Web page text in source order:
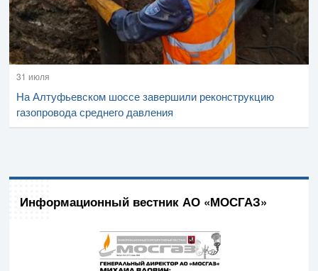
31 июля
На Алтуфьевском шоссе завершили реконструкцию
газопровода среднего давления
Информационный вестник АО «МОСГАЗ»